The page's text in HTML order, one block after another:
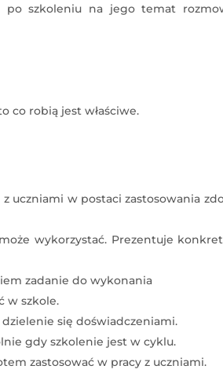
po szkoleniu na jego temat
co robią jest właściwe.
uczniami w postaci zastosowania
wykorzystać. Prezentuje
zadanie do wykonania
w szkole.
się doświadczeniami.
gdy szkolenie jest w cyklu.
zastosować w pracy z uczniami.